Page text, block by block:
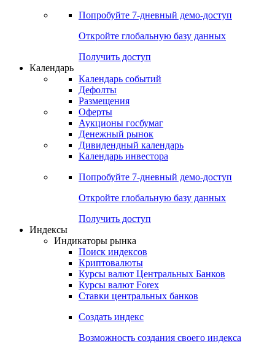
Попробуйте 7-дневный демо-доступ
Откройте глобальную базу данных
Получить доступ
Календарь
Календарь событий
Дефолты
Размещения
Оферты
Аукционы госбумаг
Денежный рынок
Дивидендный календарь
Календарь инвестора
Попробуйте 7-дневный демо-доступ
Откройте глобальную базу данных
Получить доступ
Индексы
Индикаторы рынка
Поиск индексов
Криптовалюты
Курсы валют Центральных Банков
Курсы валют Forex
Ставки центральных банков
Создать индекс
Возможность создания своего индекса